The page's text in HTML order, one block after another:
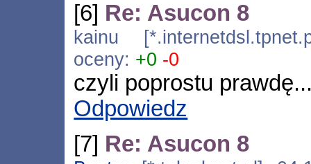
[6] Re: Asucon 8
kainu
oceny: +0 -0
czyli poprostu
Odpowiedz
[7] Re: Asucon 8